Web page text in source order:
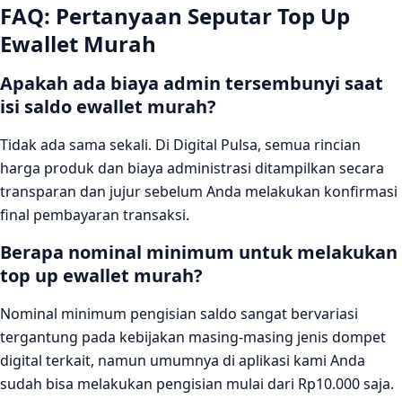
FAQ: Pertanyaan Seputar Top Up
Ewallet Murah
Apakah ada biaya admin tersembunyi saat
isi saldo ewallet murah?
Tidak ada sama sekali. Di Digital Pulsa, semua rincian
harga produk dan biaya administrasi ditampilkan secara
transparan dan jujur sebelum Anda melakukan konfirmasi
final pembayaran transaksi.
Berapa nominal minimum untuk melakukan
top up ewallet murah?
Nominal minimum pengisian saldo sangat bervariasi
tergantung pada kebijakan masing-masing jenis dompet
digital terkait, namun umumnya di aplikasi kami Anda
sudah bisa melakukan pengisian mulai dari Rp10.000 saja.